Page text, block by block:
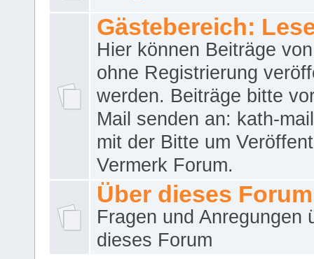
Gästebereich:
Hier können Beiträge
ohne Registrierung
werden. Beiträge bitte
Mail senden an: kath-
mit der Bitte um
Vermerk Forum.
Über dieses Forum
Fragen und Anregungen
dieses Forum